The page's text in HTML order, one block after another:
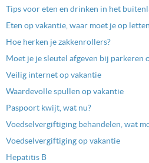
Tips voor eten en drinken in het
Eten op vakantie, waar moet je op
Hoe herken je zakkenrollers?
Moet je je sleutel afgeven bij parkeren
Veilig internet op vakantie
Waardevolle spullen op vakantie
Paspoort kwijt, wat nu?
Voedselvergiftiging behandelen, wat
Voedselvergiftiging op vakantie
Hepatitis B